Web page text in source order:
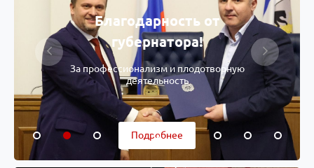
Благодарность от
губернатора!
За профессионализм и плодотворную
деятельность
Подробнее